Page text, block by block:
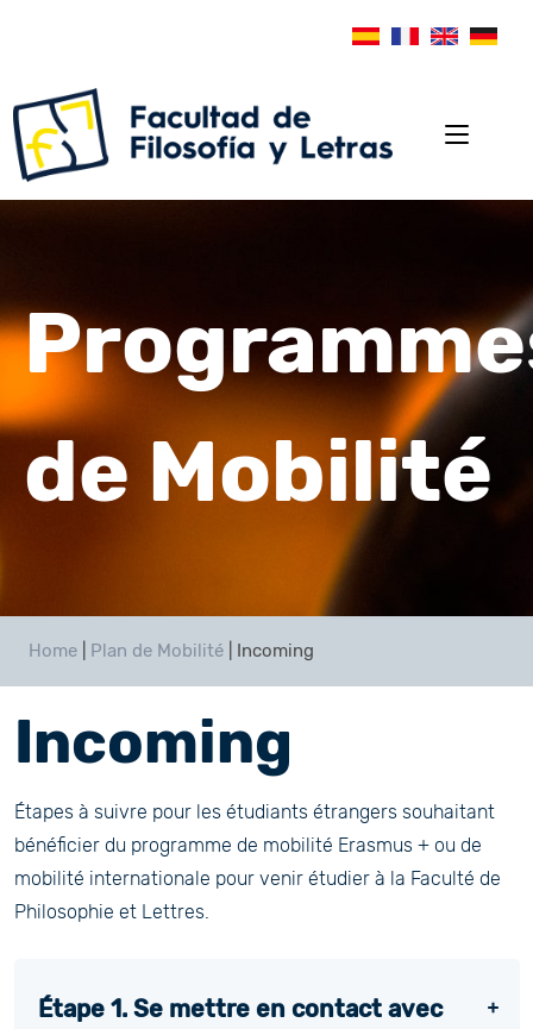
de Mobilité
Home Plan de Mobilité Incoming
Incoming
Étapes à suivre pour les étudiants étrangers souhaitant
bénéficier du programme de mobilité Erasmus + ou de
mobilité internationale pour venir étudier à la Faculté de
Philosophie et Lettres.
Étape 1. Se mettre en contact avec